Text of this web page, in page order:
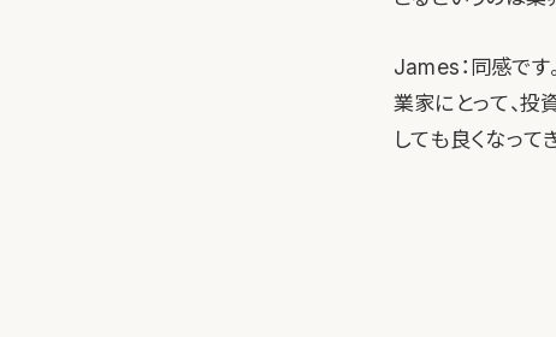
James：同感です
業家にとって、投
しても良くなって